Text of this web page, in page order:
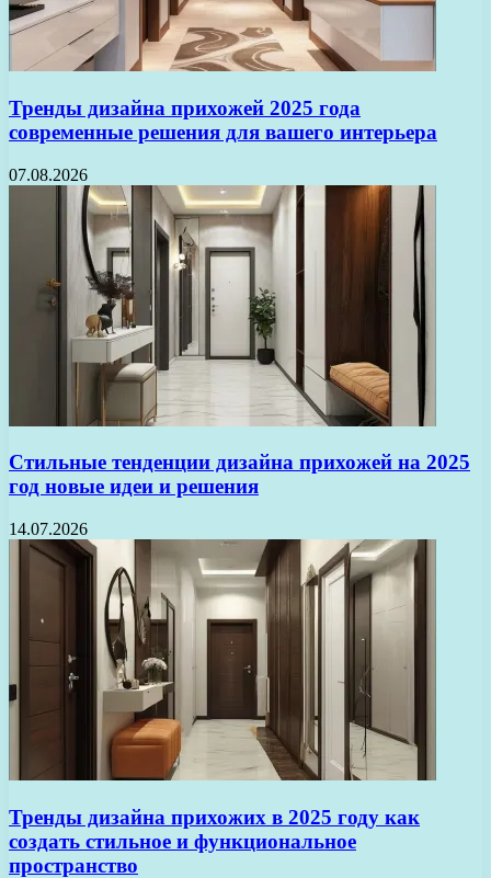
Тренды дизайна прихожей 2025 года
современные решения для вашего интерьера
07.08.2026
Стильные тенденции дизайна прихожей на 2025
год новые идеи и решения
14.07.2026
Тренды дизайна прихожих в 2025 году как
создать стильное и функциональное
пространство